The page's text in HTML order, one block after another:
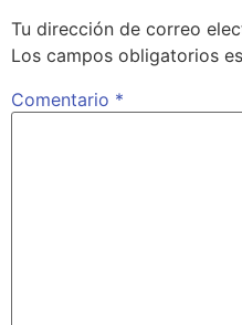
Tu dirección de correo
Los campos obligatorios
Comentario *